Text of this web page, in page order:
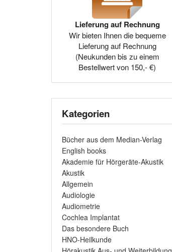
Lieferung auf Rechnung
Wir bieten Ihnen die bequeme
Lieferung auf Rechnung
(Neukunden bis zu einem
Bestellwert von 150,- €)
Kategorien
Bücher aus dem Median-Verlag
English books
Akademie für Hörgeräte-Akustik
Akustik
Allgemein
Audiologie
Audiometrie
Cochlea Implantat
Das besondere Buch
HNO-Heilkunde